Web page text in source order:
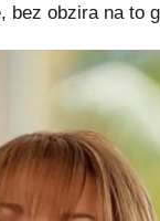
bez obzira na to